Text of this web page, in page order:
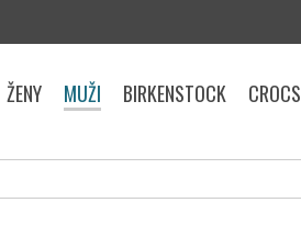
ŽENY MUŽI BIRKENSTOCK CROCS